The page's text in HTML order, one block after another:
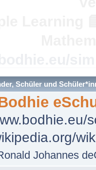
Schüler und
Johannes